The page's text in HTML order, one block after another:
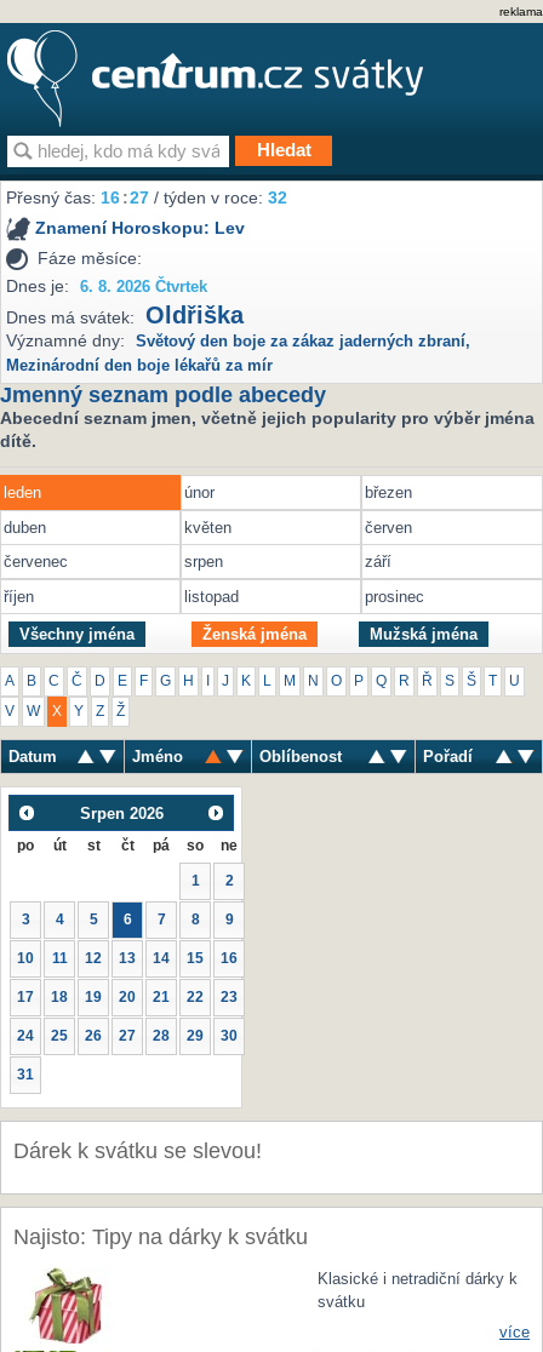
reklama
Přesný čas:16:27 / týden v roce:32
Znamení Horoskopu: Lev
Fáze měsíce:
Dnes je:
6. 8. 2026 Čtvrtek
Dnes má svátek: Oldřiška
Významné dny: Světový den boje za zákaz jaderných zbraní,
Mezinárodní den boje lékařů za mír
Jmenný seznam podle abecedy
Abecední seznam jmen, včetně jejich popularity pro výběr jména
dítě.
leden únor
březen
duben
květen
červen
červenec
srpen
září
říjen
listopad prosinec
Všechny jména Ženská jména Mužská jména
A B C Č D E F G H J K M N O P Q R Ř S Š U
V W X Y Z Ž
Datum Jméno Oblíbenost Pořadí
Srpen 2026
po út st čt pá so ne
1 2
3 4 5 6 7 8 9
10 11 12 13 14 15 16
17 18 19 20 21 22 23
24 25 26 27 28 29 30
31
Dárek k svátku se slevou!
Najisto: Tipy na dárky k svátku
Klasické i netradiční dárky k
svátku
více